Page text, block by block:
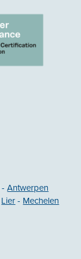
-Antwerpen
Lier - Mechelen